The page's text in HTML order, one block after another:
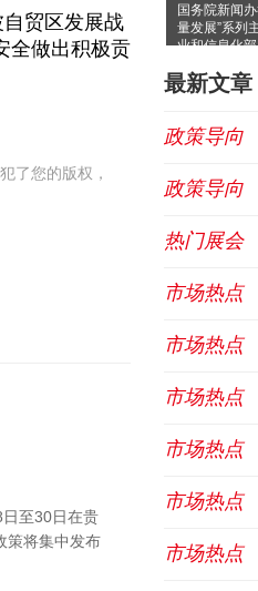
贸区发展战
全做出积极贡
了您的版权，
至30日在贵
策将集中发布
国务院新闻
量发展”系列
业和信息化
最新文章
政策导向
政策导向
热门展会
市场热点
市场热点
市场热点
市场热点
市场热点
市场热点